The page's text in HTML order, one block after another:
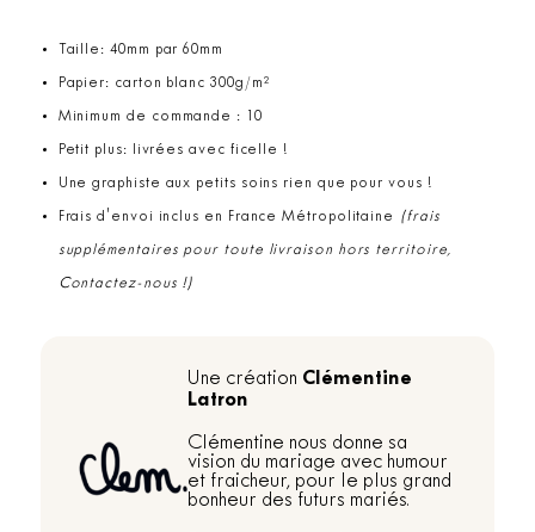
Taille: 40mm par 60mm
Papier: carton blanc 300g/m²
Minimum de commande : 10
Petit plus: livrées avec ficelle !
Une graphiste aux petits soins rien que pour vous !
Frais d'envoi inclus en France Métropolitaine (frais
supplémentaires pour toute livraison hors territoire,
Contactez-nous !)
Une création Clémentine
Latron
Clémentine nous donne sa
vision du mariage avec humour
et fraicheur, pour le plus grand
bonheur des futurs mariés.